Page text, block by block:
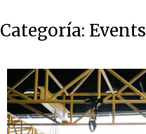
Categoría: Events